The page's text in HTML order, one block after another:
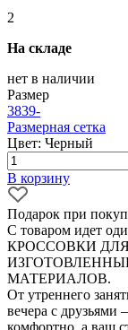
2
На складе
нет в наличии
Размер
3839-
Размерная сетка
Цвет: Черный
В корзину
Подарок при
С товаром идет
КРОССОВКИ
МАТЕРИАЛОВ.
От утреннего
вечера с друзьями
комфортно, а ваш